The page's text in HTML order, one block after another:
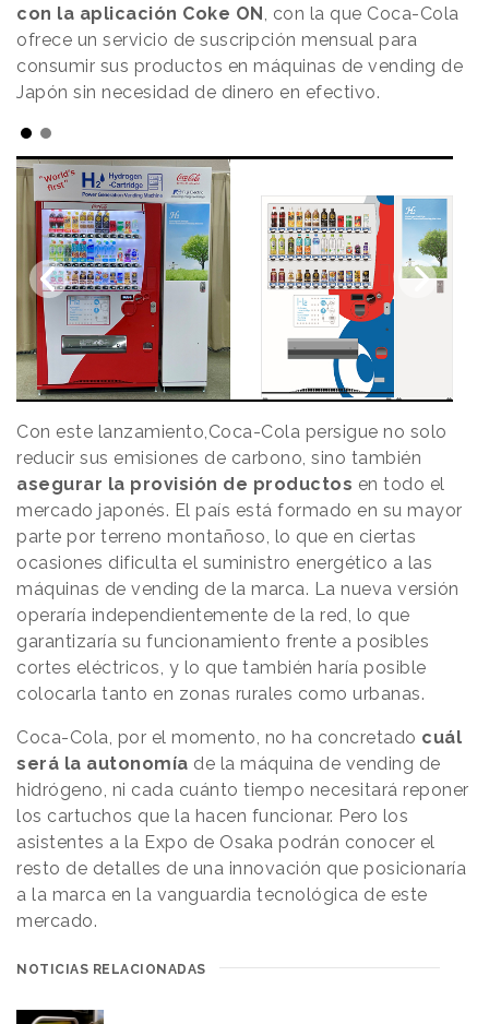
con la aplicación Coke ON , con la que Coca-Cola
ofrece un servicio de suscripción mensual para
consumir sus productos en máquinas de vending de
Japón sin necesidad de dinero en efectivo.
Con este lanzamiento,Coca-Cola persigue no solo
reducir sus emisiones de carbono, sino también
asegurar la provisión de productos en todo el
mercado japonés. El país está formado en su mayor
parte por terreno montañoso, lo que en ciertas
ocasiones dificulta el suministro energético a las
máquinas de vending de la marca. La nueva versión
operaría independientemente de la red, lo que
garantizaría su funcionamiento frente a posibles
cortes eléctricos, y lo que también haría posible
colocarla tanto en zonas rurales como urbanas.
Coca-Cola, por el momento, no ha concretado cuál
será la autonomía de la máquina de vending de
hidrógeno, ni cada cuánto tiempo necesitará reponer
los cartuchos que la hacen funcionar. Pero los
asistentes a la Expo de Osaka podrán conocer el
resto de detalles de una innovación que posicionaría
a la marca en la vanguardia tecnológica de este
mercado.
NOTICIAS RELACIONADAS